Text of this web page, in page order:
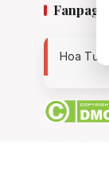
Fanpage
Hoa Tươi